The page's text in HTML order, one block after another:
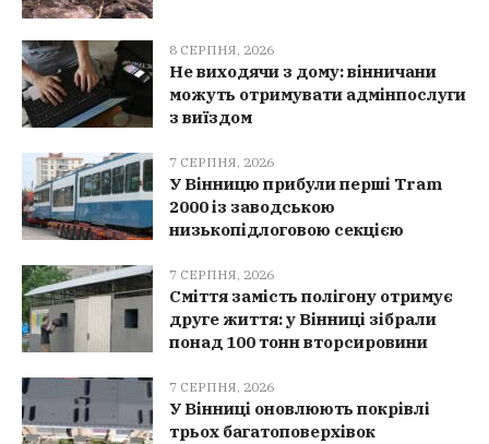
8 СЕРПНЯ, 2026
Не виходячи з дому: вінничани
можуть отримувати адмінпослуги
з виїздом
7 СЕРПНЯ, 2026
У Вінницю прибули перші Tram
2000 із заводською
низькопідлоговою секцією
7 СЕРПНЯ, 2026
Сміття замість полігону отримує
друге життя: у Вінниці зібрали
понад 100 тонн вторсировини
7 СЕРПНЯ, 2026
У Вінниці оновлюють покрівлі
трьох багатоповерхівок